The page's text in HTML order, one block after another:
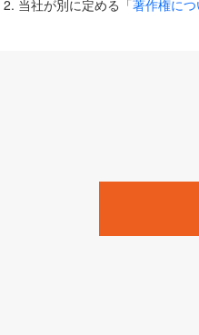
2. 当社が別に定める「著作権につ
は、本規約の規定が優先して適用
1. 「本サービス」とは、当社が
みます）及びこれらサービスに
「SEBook」「SEShop」「